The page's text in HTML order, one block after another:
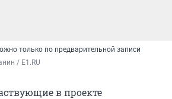
только по предварительной записи
/ E1.RU
в проекте